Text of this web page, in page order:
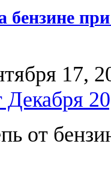
бензине
17,
Декабря
от